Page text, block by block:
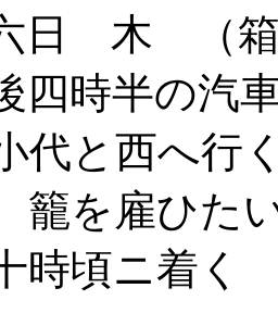
日 木 （箱
時半の汽
代と西へ行
を雇ひた
時頃ニ着く